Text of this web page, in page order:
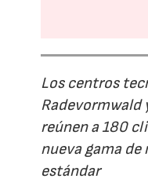
Los centros
Radevormwald
reúnen a 180
nueva gama
estándar